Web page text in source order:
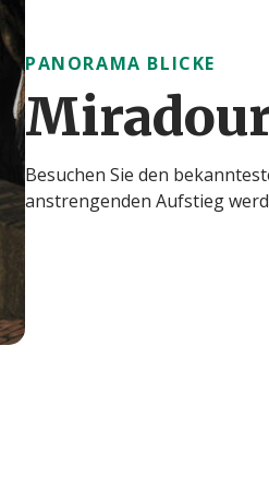
PANORAMA BLICKE
Besuchen Sie den
anstrengenden Aufstieg